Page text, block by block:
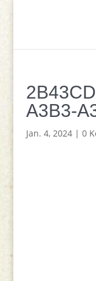
A3B3-
Jan. 4, 2024| 0